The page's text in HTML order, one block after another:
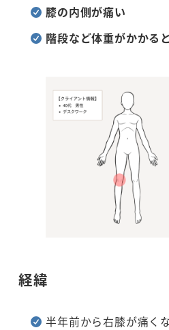
膝の内側が痛い
階段など体重がかかる
経緯
半年前から右膝が痛く